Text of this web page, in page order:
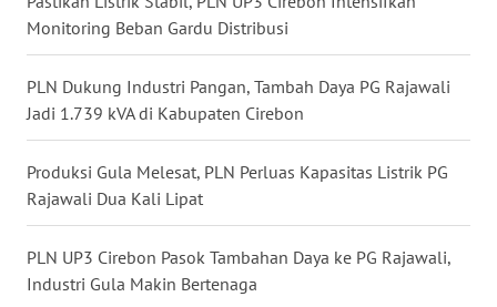
Monitoring Beban Gardu Distribusi
PLN Dukung Industri Pangan, Tambah Daya PG Rajawali
Jadi 1.739 kVA di Kabupaten Cirebon
Produksi Gula Melesat, PLN Perluas Kapasitas Listrik PG
Rajawali Dua Kali Lipat
PLN UP3 Cirebon Pasok Tambahan Daya ke PG Rajawali,
Industri Gula Makin Bertenaga
KALBAR
KALTENG
KALTARA
KALSEL